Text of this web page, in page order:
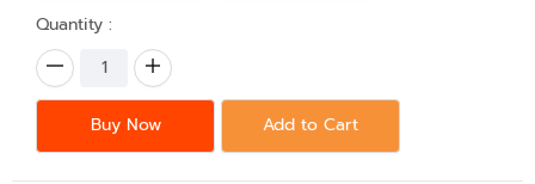
Quantity :
Buy Now Add to Cart